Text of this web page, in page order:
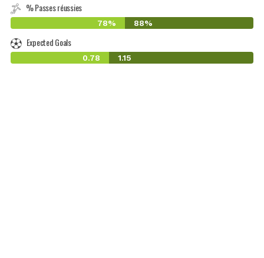
% Passes réussies
78% 88%
Expected Goals
0.78 1.15